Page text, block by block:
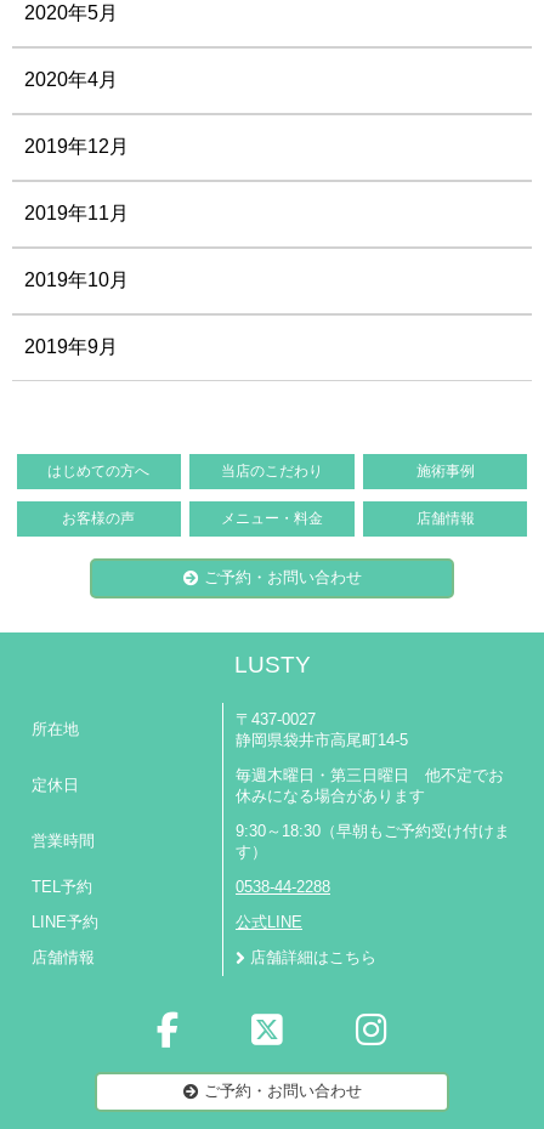
2020年5月
2020年4月
2019年12月
2019年11月
2019年10月
2019年9月
はじめての方へ 当店のこだわり 施術事例
お客様の声 メニュー・料金 店舗情報
ご予約・お問い合わせ
LUSTY
所在地
〒437-0027
静岡県袋井市高尾町14-5
定休日
毎週木曜日・第三日曜日 他不定でお
休みになる場合があります
営業時間
9:30～18:30（早朝もご予約受け付けま
す）
TEL予約 0538-44-2288
LINE予約 公式LINE
店舗情報 店舗詳細はこちら
ご予約・お問い合わせ